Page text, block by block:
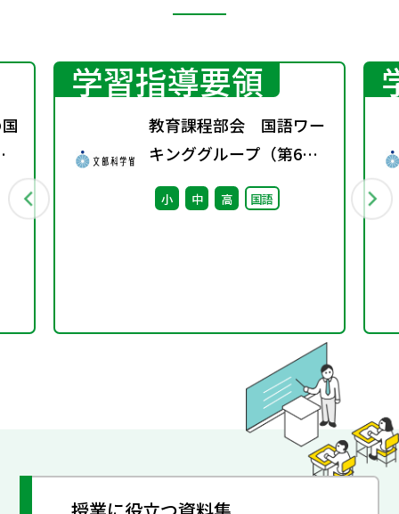
学習指導要領
教育課程部会 国語ワー
キンググループ（第6
回） 配付資料
小 中 高 国語